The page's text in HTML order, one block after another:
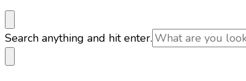
Looking
for
Something?
Search anything and hit enter.